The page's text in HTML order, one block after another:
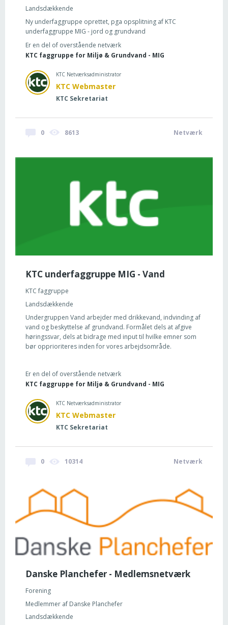
Landsdækkende
Ny underfaggruppe oprettet, pga opsplitning af KTC
underfaggruppe MIG - jord og grundvand
Er en del of overstående netværk
KTC faggruppe for Miljø & Grundvand - MIG
KTC Netværksadministrator
KTC Webmaster
KTC Sekretariat
0 8613 Netværk
KTC underfaggruppe MIG - Vand
KTC faggruppe
Landsdækkende
Undergruppen Vand arbejder med drikkevand, indvinding af
vand og beskyttelse af grundvand. Formålet dels at afgive
høringssvar, dels at bidrage med input til hvilke emner som
bør opprioriteres inden for vores arbejdsområde.
Er en del of overstående netværk
KTC faggruppe for Miljø & Grundvand - MIG
KTC Netværksadministrator
KTC Webmaster
KTC Sekretariat
0 10314 Netværk
Danske Planchefer - Medlemsnetværk
Forening
Medlemmer af Danske Planchefer
Landsdækkende